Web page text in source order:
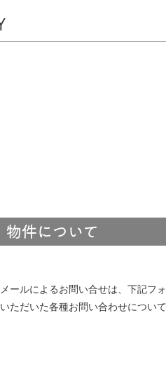
メールによるお問い合せは、下記フ
いただいた各種お問い合わせについ